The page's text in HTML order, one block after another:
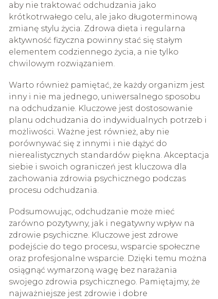
aby nie traktować odchudzania jako
krótkotrwałego celu, ale jako długoterminową
zmianę stylu życia. Zdrowa dieta i regularna
aktywność fizyczna powinny stać się stałym
elementem codziennego życia, a nie tylko
chwilowym rozwiązaniem.
Warto również pamiętać, że każdy organizm jest
inny i nie ma jednego, uniwersalnego sposobu
na odchudzanie. Kluczowe jest dostosowanie
planu odchudzania do indywidualnych potrzeb i
możliwości. Ważne jest również, aby nie
porównywać się z innymi i nie dążyć do
nierealistycznych standardów piękna. Akceptacja
siebie i swoich ograniczeń jest kluczowa dla
zachowania zdrowia psychicznego podczas
procesu odchudzania.
Podsumowując, odchudzanie może mieć
zarówno pozytywny, jak i negatywny wpływ na
zdrowie psychiczne. Kluczowe jest zdrowe
podejście do tego procesu, wsparcie społeczne
oraz profesjonalne wsparcie. Dzięki temu można
osiągnąć wymarzoną wagę bez narażania
swojego zdrowia psychicznego. Pamiętajmy, że
najważniejsze jest zdrowie i dobre